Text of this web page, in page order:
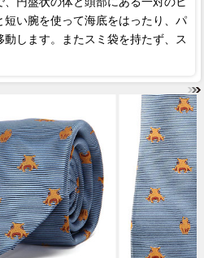
短い腕を使って海底をはったり、パ
します。またスミ袋を持たず、ス